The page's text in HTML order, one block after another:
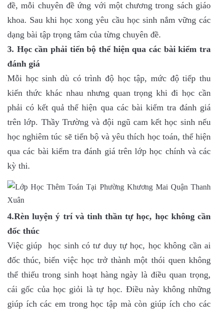
đề, mỗi chuyên đề ứng với một chương trong sách giáo
khoa. Sau khi học xong yêu cầu học sinh nắm vững các
dạng bài tập trọng tâm của từng chuyên đề.
3. Học cần phải tiến bộ thể hiện qua các bài kiểm tra
đánh giá
Mỗi học sinh dù có trình độ học tập, mức độ tiếp thu
kiến thức khác nhau nhưng quan trọng khi đi học cần
phải có kết quả thể hiện qua các bài kiểm tra đánh giá
trên lớp. Thầy Trường và đội ngũ cam kết học sinh nếu
học nghiêm túc sẽ tiến bộ và yêu thích học toán, thể hiện
qua các bài kiểm tra đánh giá trên lớp học chính và các
kỳ thi.
4.Rèn luyện ý trí và tinh thần tự học, học không cần
đốc thúc
Việc giúp học sinh có tư duy tự học, học không cần ai
đốc thúc, biến việc học trở thành một thói quen không
thể thiếu trong sinh hoạt hàng ngày là điều quan trọng,
cái gốc của học giỏi là tự học. Điều này không những
giúp ích các em trong học tập mà còn giúp ích cho các